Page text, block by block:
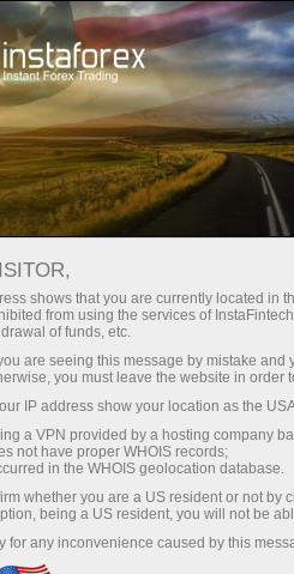
Начинающим
Открыть
Научиться торговать на
рисков – просто!
компанииИнстаФорекс
MetaTrader с
понадобится всего
чего можно сразу
shows that you are currently located in
from using the services of
of funds, etc.
are seeing this message by mistake
you must leave the website in order
IP address show your location as the
a VPN provided by a hosting company
not have proper WHOIS records;
in the WHOIS geolocation database.
whether you are a US resident or not by
being a US resident, you will not be
for any inconvenience caused by this